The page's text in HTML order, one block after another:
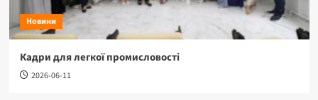
Новини
Кадри для легкої промисловості
2026-06-11